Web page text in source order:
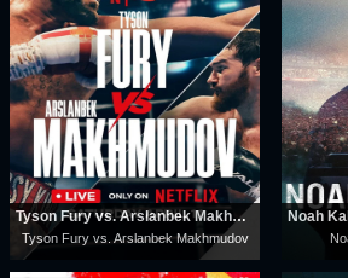
Tyson Fury vs. Arslanbek Makhmudov
Tyson Fury vs. Arslanbek Makhmudov